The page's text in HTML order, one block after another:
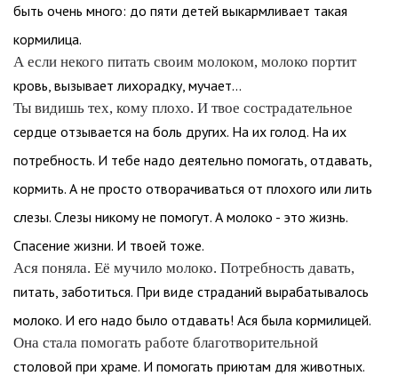
быть очень много: до пяти детей выкармливает такая
кормилица.
А если некого питать своим молоком, молоко портит
кровь, вызывает лихорадку, мучает…
Ты видишь тех, кому плохо. И твое сострадательное
сердце отзывается на боль других. На их голод. На их
потребность. И тебе надо деятельно помогать, отдавать,
кормить. А не просто отворачиваться от плохого или лить
слезы. Слезы никому не помогут. А молоко - это жизнь.
Спасение жизни. И твоей тоже.
Ася поняла. Её мучило молоко. Потребность давать,
питать, заботиться. При виде страданий вырабатывалось
молоко. И его надо было отдавать! Ася была кормилицей.
Она стала помогать работе благотворительной
столовой при храме. И помогать приютам для животных.